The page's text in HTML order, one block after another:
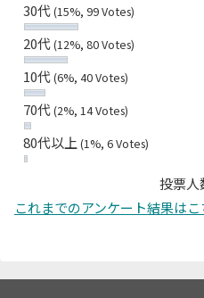
30代(15%, 99 Votes)
20代(12%, 80 Votes)
10代(6%, 40 Votes)
70代(2%, 14 Votes)
80代以上 (1%, 6 Votes)
投票人
これまでのアンケート結果はこ